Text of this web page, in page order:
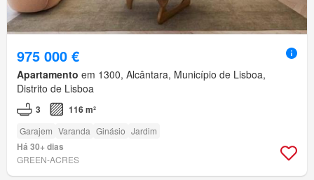
975 000 €
Apartamento em 1300, Alcântara, Município de Lisboa,
Distrito de Lisboa
3 116 m²
Garajem Varanda Ginásio Jardim
Há 30+ dias
GREEN-ACRES